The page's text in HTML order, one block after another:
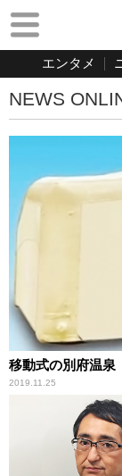
エンタメ
NEWS
移動式の別府温泉
2019.11.25